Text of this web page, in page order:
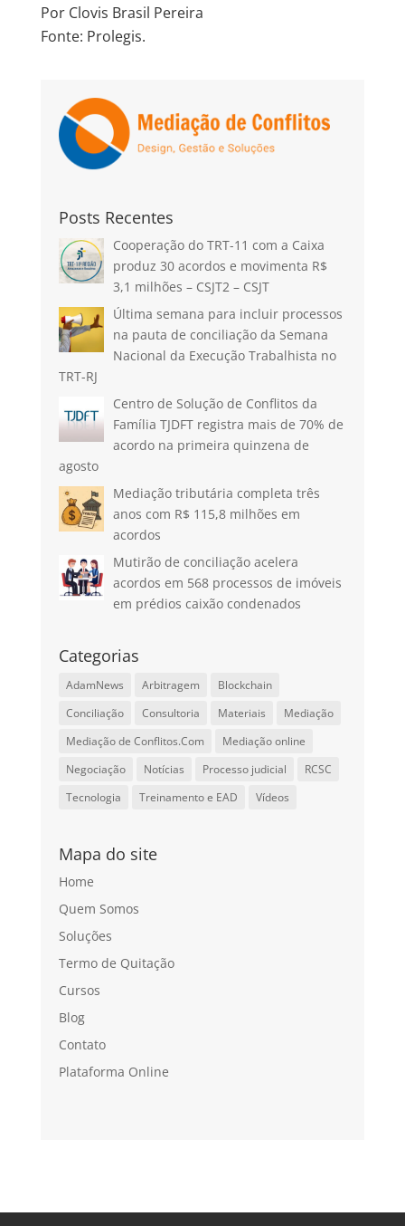
Por Clovis Brasil Pereira
Fonte: Prolegis.
Posts Recentes
Cooperação do TRT-11 com a Caixa
produz 30 acordos e movimenta R$
3,1 milhões – CSJT2 – CSJT
Última semana para incluir processos
na pauta de conciliação da Semana
Nacional da Execução Trabalhista no
TRT-RJ
Centro de Solução de Conflitos da
Família TJDFT registra mais de 70% de
acordo na primeira quinzena de
agosto
Mediação tributária completa três
anos com R$ 115,8 milhões em
acordos
Mutirão de conciliação acelera
acordos em 568 processos de imóveis
em prédios caixão condenados
Categorias
AdamNews Arbitragem
Blockchain
Conciliação
Consultoria Materiais
Mediação
Mediação de Conflitos.Com
Mediação online
Negociação
Notícias Processo judicial
RCSC
Tecnologia
Treinamento e EAD Vídeos
Mapa do site
Home
Quem Somos
Soluções
Termo de Quitação
Cursos
Blog
Contato
Plataforma Online